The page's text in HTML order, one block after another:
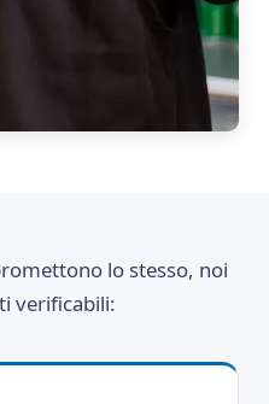
lo stesso, noi
verificabili: